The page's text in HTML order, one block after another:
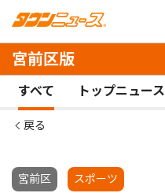
宮前区版
すべて トップニュース
戻る
宮前区 スポーツ